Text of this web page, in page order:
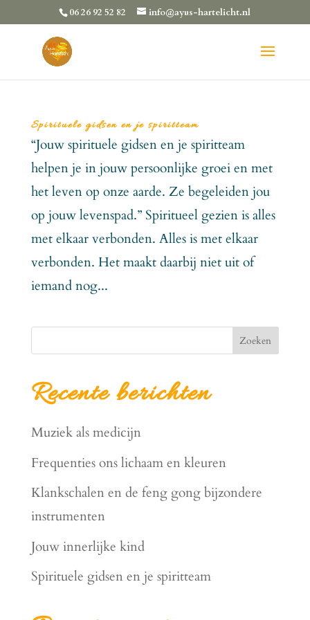
06 26 92 52 82 info@ayus-hartelicht.nl
Spirituele gidsen en je spiritteam
“Jouw spirituele gidsen en je spiritteam
helpen je in jouw persoonlijke groei en met
het leven op onze aarde. Ze begeleiden jou
op jouw levenspad.” Spiritueel gezien is alles
met elkaar verbonden. Alles is met elkaar
verbonden. Het maakt daarbij niet uit of
iemand nog...
Zoeken
Recente berichten
Muziek als medicijn
Frequenties ons lichaam en kleuren
Klankschalen en de feng gong bijzondere
instrumenten
Jouw innerlijke kind
Spirituele gidsen en je spiritteam